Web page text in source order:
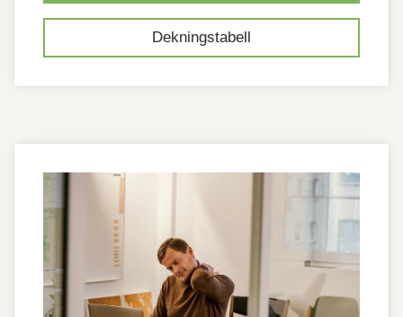
Dekningstabell